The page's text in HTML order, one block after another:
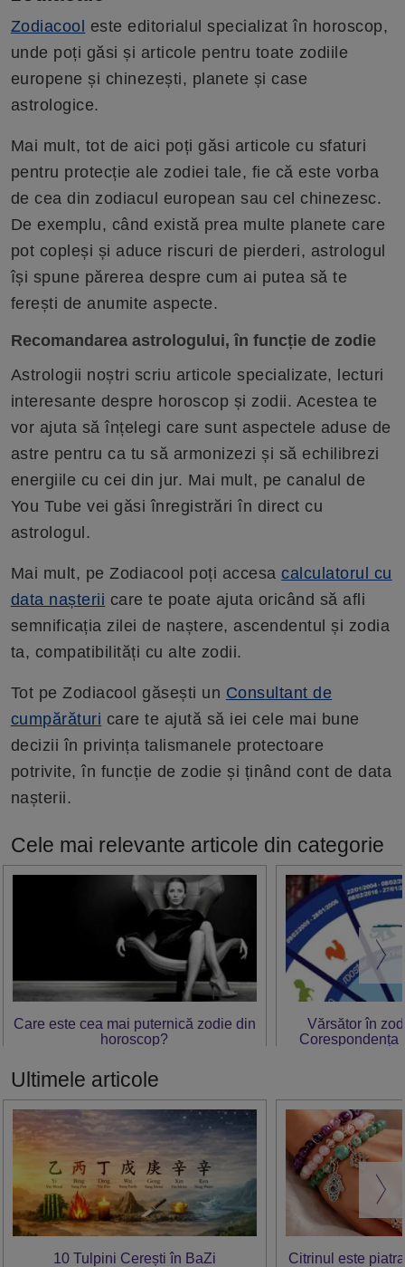
Zodiacool este editorialul specializat în horoscop,
unde poți găsi și articole pentru toate zodiile
europene și chinezești, planete și case
astrologice.
Mai mult, tot de aici poți găsi articole cu sfaturi
pentru protecție ale zodiei tale, fie că este vorba
de cea din zodiacul european sau cel chinezesc.
De exemplu, când există prea multe planete care
pot copleși și aduce riscuri de pierderi, astrologul
își spune părerea despre cum ai putea să te
ferești de anumite aspecte.
Recomandarea astrologului, în funcție de zodie
Astrologii noștri scriu articole specializate, lecturi
interesante despre horoscop și zodii. Acestea te
vor ajuta să înțelegi care sunt aspectele aduse de
astre pentru ca tu să armonizezi și să echilibrezi
energiile cu cei din jur. Mai mult, pe canalul de
You Tube vei găsi înregistrări în direct cu
astrologul.
Mai mult, pe Zodiacool poți accesacalculatorul cu
data nașterii care te poate ajuta oricând să afli
semnificația zilei de naștere, ascendentul și zodia
ta, compatibilități cu alte zodii.
Tot pe Zodiacool găsești un Consultant de
cumpărături care te ajută să iei cele mai bune
decizii în privința talismanele protectoare
potrivite, în funcție de zodie și ținând cont de data
nașterii.
Cele mai relevante articole din categorie
Care este cea mai puternică zodie din
horoscop?
Vărsător în
Corespondența
Ultimele articole
10 Tulpini Cerești în BaZi
Citrinul este